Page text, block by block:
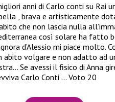
anni di Carlo conti su Rai
, brava e artisticamente
che non lascia nulla
così solare ha fatto
d’Alessio mi piace molto.
abito volgare e non adatto ad
Se avessi il fisico di Anna
Carlo Conti … Voto 20